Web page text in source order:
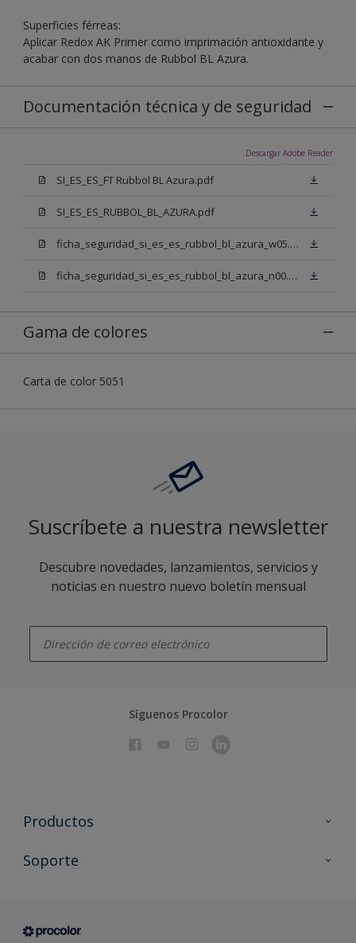
Superficies férreas:
Aplicar Redox AK Primer como imprimación antioxidante y
acabar con dos manos de Rubbol BL Azura.
Documentación técnica y de seguridad
Descargar Adobe Reader
SI_ES_ES_FT Rubbol BL Azura.pdf
SI_ES_ES_RUBBOL_BL_AZURA.pdf
ficha_seguridad_si_es_es_rubbol_bl_azura_w05.pdf
ficha_seguridad_si_es_es_rubbol_bl_azura_n00.pdf
Gama de colores
Carta de color 5051
Suscríbete a nuestra newsletter
Descubre novedades, lanzamientos, servicios y
noticias en nuestro nuevo boletín mensual
Síguenos Procolor
Productos
Todos los productos
Condiciones generales de venta
Soporte